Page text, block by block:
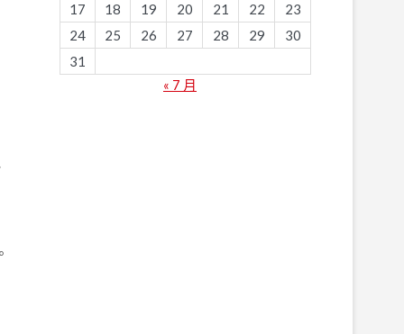
17
18 19 20 21 22
23
24
25 26 27 28 29
30
31
« 7 月